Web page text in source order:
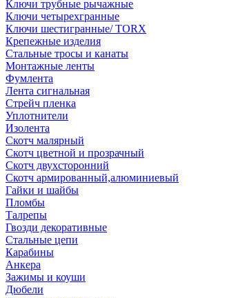
Ключи трубные рычажные
Ключи четырехгранные
Ключи шестигранные/ TORX
Крепежные изделия
Стальные тросы и канаты
Монтажные ленты
Фумлента
Лента сигнальная
Стрейч пленка
Уплотнители
Изолента
Скотч малярный
Скотч цветной и прозрачный
Скотч двухсторонний
Скотч армированный,алюминиевый
Гайки и шайбы
Пломбы
Талрепы
Гвозди декоративные
Стальные цепи
Карабины
Анкера
Зажимы и коуши
Дюбели